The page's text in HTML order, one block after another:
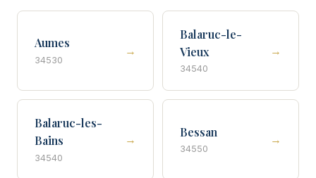
Aumes
34530
→
Balaruc-le-
Vieux
34540
→
Balaruc-les-
Bains
34540
→
Bessan
34550
→